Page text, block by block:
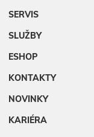
SERVIS
SLUŽBY
ESHOP
KONTAKTY
NOVINKY
KARIÉRA